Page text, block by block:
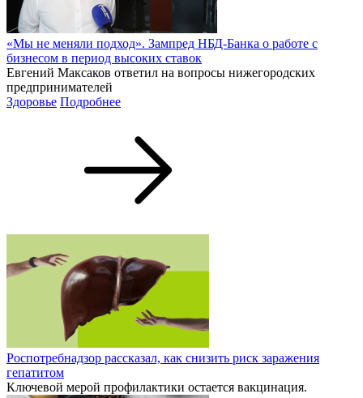
«Мы не меняли подход». Зампред НБД-Банка о работе с
бизнесом в период высоких ставок
Евгений Максаков ответил на вопросы нижегородских
предпринимателей
Здоровье Подробнее
Роспотребнадзор рассказал, как снизить риск заражения
гепатитом
Ключевой мерой профилактики остается вакцинация.